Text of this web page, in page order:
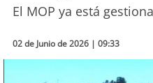
Economía
El MOP ya está
02 de Junio de 2026 | 09:33